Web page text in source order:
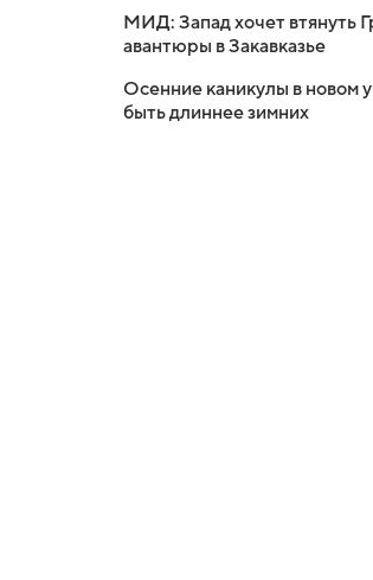
МИД: Запад хочет втянуть
авантюры в Закавказье
Осенние каникулы в новом
быть длиннее зимних